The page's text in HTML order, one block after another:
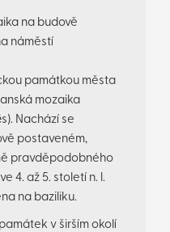
na budově
náměstí
památkou města
mozaika
Nachází se
postaveném,
pravděpodobného
4. až 5. století n. l.
na baziliku.
v širším okolí